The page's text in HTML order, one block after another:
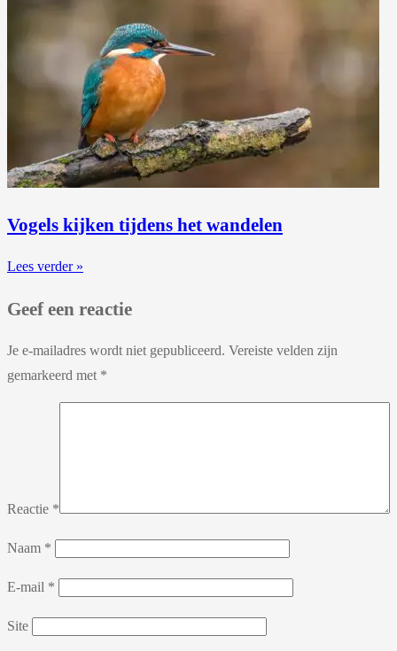
Vogels kijken tijdens het wandelen
Lees verder »
Geef een reactie
Je e-mailadres wordt niet gepubliceerd. Vereiste velden zijn
gemarkeerd met *
Reactie *
Naam *
E-mail *
Site